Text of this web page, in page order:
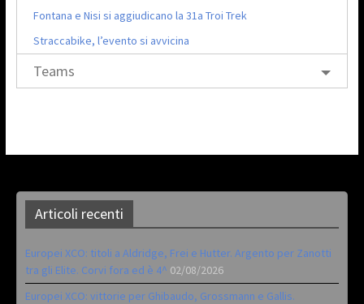
Fontana e Nisi si aggiudicano la 31a Troi Trek
Straccabike, l’evento si avvicina
Teams
Articoli recenti
Europei XCO: titoli a Aldridge, Frei e Hutter. Argento per Zanotti
tra gli Elite. Corvi fora ed è 4^ 02/08/2026
Europei XCO: vittorie per Ghibaudo, Grossmann e Gallis.